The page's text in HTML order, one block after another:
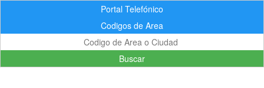
Portal Telefónico
Codigos de Area
Buscar